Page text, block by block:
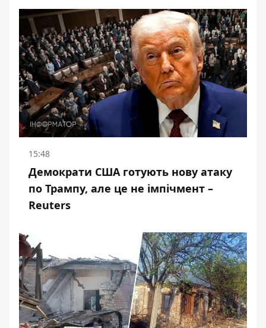
15:48
Демократи США готують нову атаку
по Трампу, але це не імпічмент –
Reuters